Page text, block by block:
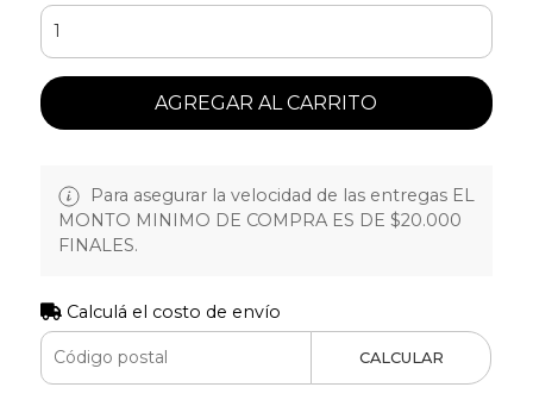
AGREGAR AL CARRITO
Para asegurar la velocidad de las entregas EL
MONTO MINIMO DE COMPRA ES DE $20.000
FINALES.
Calculá el costo de envío
CALCULAR